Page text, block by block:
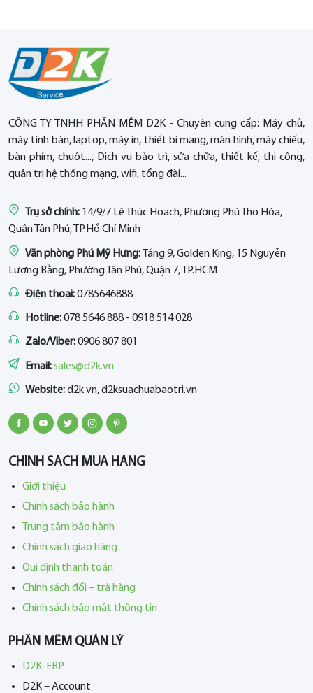
CÔNG TY TNHH PHẦN MỀM D2K - Chuyên cung cấp: Máy chủ,
máy tính bàn, laptop, máy in, thiết bị mạng, màn hình, máy chiếu,
bàn phím, chuột..., Dịch vụ bảo trì, sửa chữa, thiết kế, thi công,
quản trị hệ thống mạng, wifi, tổng đài...
Trụ sở chính: 14/9/7 Lê Thúc Hoạch, Phường Phú Thọ Hòa,
Quận Tân Phú, TP.Hồ Chí Minh
Văn phòng Phú Mỹ Hưng:Tầng 9, Golden King, 15 Nguyễn
Lương Bằng, Phường Tân Phú, Quận 7, TP.HCM
Điện thoại:0785646888
Hotline:078 5646 888 - 0918 514 028
Zalo/Viber:0906 807 801
Email:sales@d2k.vn
Website:d2k.vn, d2ksuachuabaotri.vn
CHÍNH SÁCH MUA HÀNG
Giới thiệu
Chính sách bảo hành
Trung tâm bảo hành
Chính sách giao hàng
Qui định thanh toán
Chính sách đổi – trả hàng
Chính sách bảo mật thông tin
PHẦN MỀM QUẢN LÝ
D2K-ERP
D2K – Account